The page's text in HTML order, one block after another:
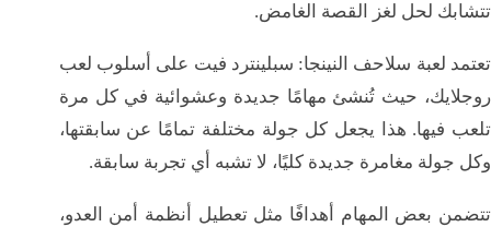
تتشابك لحل لغز القصة الغامض.
تعتمد لعبة سلاحف النينجا: سبلينترد فيت على أسلوب لعب
روجلايك، حيث تُنشئ مهامًا جديدة وعشوائية في كل مرة
تلعب فيها. هذا يجعل كل جولة مختلفة تمامًا عن سابقتها،
وكل جولة مغامرة جديدة كليًا، لا تشبه أي تجربة سابقة.
تتضمن بعض المهام أهدافًا مثل تعطيل أنظمة أمن العدو،